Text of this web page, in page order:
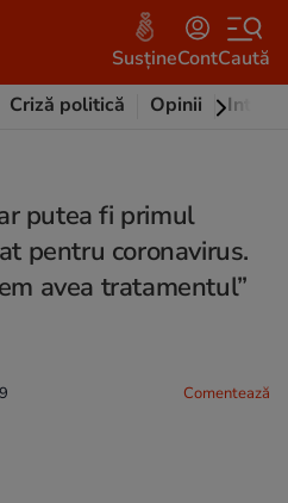
SusțineContCaută
Criză politică Opinii
putea fi primul
pentru coronavirus.
avea tratamentul”
Comentează